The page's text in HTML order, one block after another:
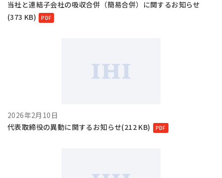
当社と連結子会社の吸収合併（簡易合併）に関するお知らせ
(373 KB)
2026年2月10日
代表取締役の異動に関するお知らせ(212 KB)